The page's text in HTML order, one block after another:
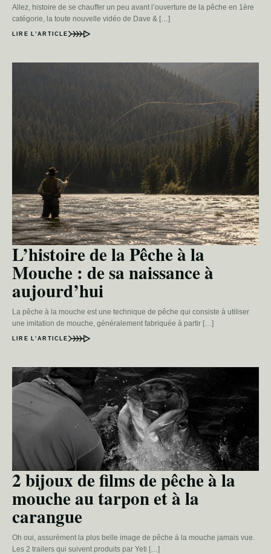
Allez, histoire de se chauffer un peu avant l’ouverture de la pêche en 1ère
catégorie, la toute nouvelle vidéo de Dave & […]
LIRE L’ARTICLE
L’histoire de la Pêche à la
Mouche : de sa naissance à
aujourd’hui
La pêche à la mouche est une technique de pêche qui consiste à utiliser
une imitation de mouche, généralement fabriquée à partir […]
LIRE L’ARTICLE
2 bijoux de films de pêche à la
mouche au tarpon et à la
carangue
Oh oui, assurément la plus belle image de pêche à la mouche jamais vue.
Les 2 trailers qui suivent produits par Yeti […]